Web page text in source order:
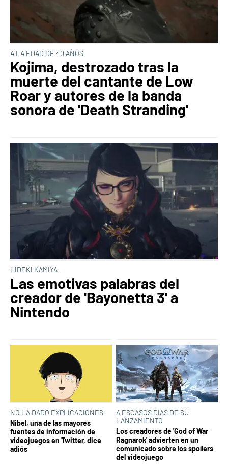
A LA EDAD DE 40 AÑOS
Kojima, destrozado tras la
muerte del cantante de Low
Roar y autores de la banda
sonora de 'Death Stranding'
HIDEKI KAMIYA
Las emotivas palabras del
creador de 'Bayonetta 3' a
Nintendo
NO HA DADO EXPLICACIONES
Nibel, una de las mayores
fuentes de información de
videojuegos en Twitter, dice
adiós
A ESCASOS DÍAS DE SU
LANZAMIENTO
Los creadores de 'God of War
Ragnarok' advierten en un
comunicado sobre los spoílers
del videojuego